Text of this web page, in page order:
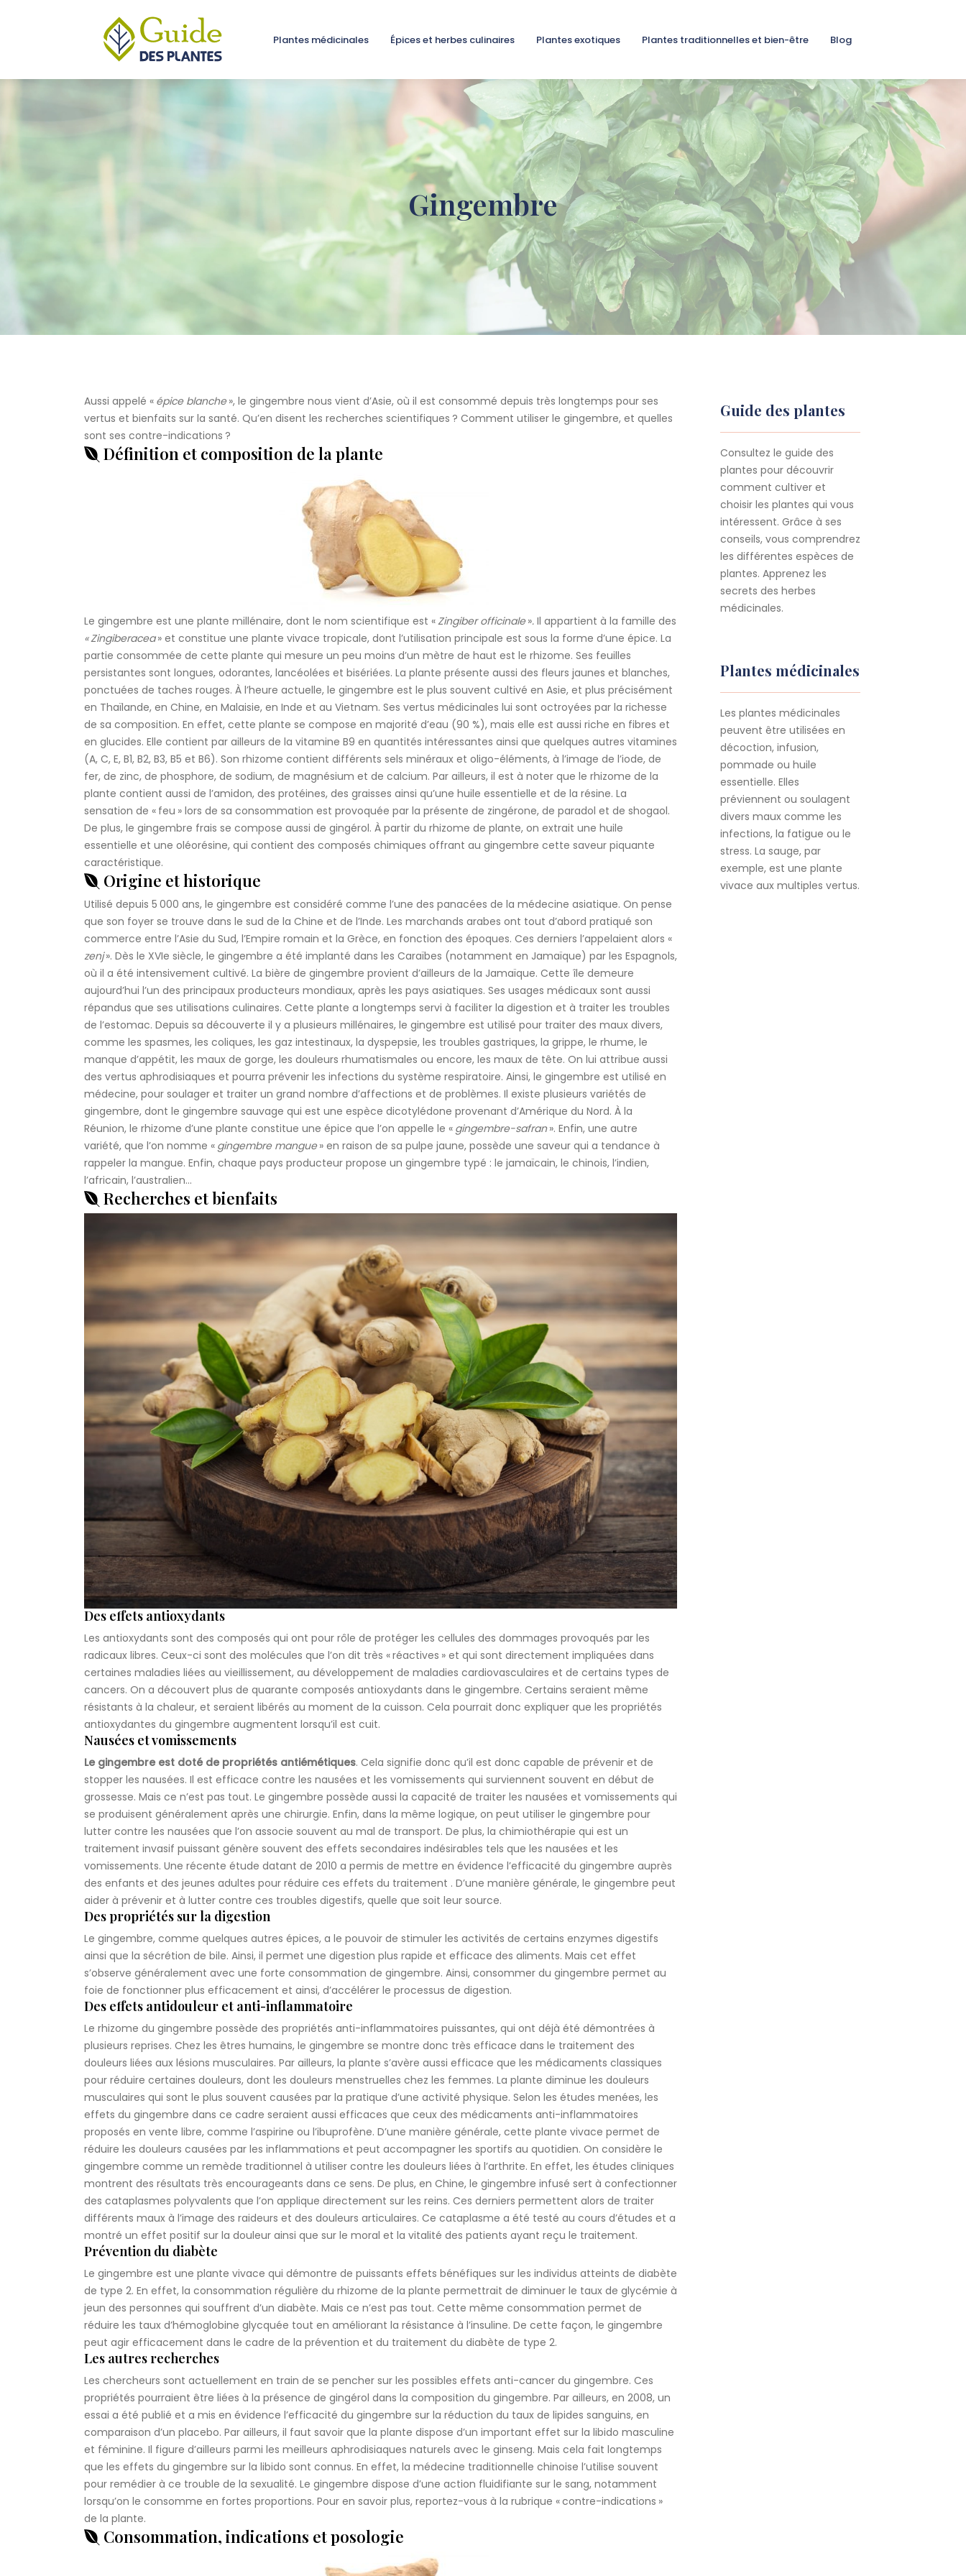
Plantes médicinales Épices et herbes culinaires Plantes exotiques Plantes traditionnelles et bien-être Blog
Gingembre
Aussi appelé « épice blanche», le gingembre nous vient d’Asie, où il est consommé depuis très longtemps pour ses
vertus et bienfaits sur la santé. Qu’en disent les recherches scientifiques ? Comment utiliser le gingembre, et quelles
sont ses contre-indications ?
Définition et composition de la plante
Le gingembre est une plante millénaire, dont le nom scientifique est «Zingiber officinale». Il appartient à la famille des
« Zingiberacea» et constitue une plante vivace tropicale, dont l’utilisation principale est sous la forme d’une épice. La
partie consommée de cette plante qui mesure un peu moins d’un mètre de haut est le rhizome. Ses feuilles
persistantes sont longues, odorantes, lancéolées et bisériées. La plante présente aussi des fleurs jaunes et blanches,
ponctuées de taches rouges. À l’heure actuelle, le gingembre est le plus souvent cultivé en Asie, et plus précisément
en Thaïlande, en Chine, en Malaisie, en Inde et au Vietnam. Ses vertus médicinales lui sont octroyées par la richesse
de sa composition. En effet, cette plante se compose en majorité d’eau (90 %), mais elle est aussi riche en fibres et
en glucides. Elle contient par ailleurs de la vitamine B9 en quantités intéressantes ainsi que quelques autres vitamines
(A, C, E, B1, B2, B3, B5 et B6). Son rhizome contient différents sels minéraux et oligo-éléments, à l’image de l’iode, de
fer, de zinc, de phosphore, de sodium, de magnésium et de calcium. Par ailleurs, il est à noter que le rhizome de la
plante contient aussi de l’amidon, des protéines, des graisses ainsi qu’une huile essentielle et de la résine. La
sensation de « feu » lors de sa consommation est provoquée par la présente de zingérone, de paradol et de shogaol.
De plus, le gingembre frais se compose aussi de gingérol. À partir du rhizome de plante, on extrait une huile
essentielle et une oléorésine, qui contient des composés chimiques offrant au gingembre cette saveur piquante
caractéristique.
Origine et historique
Utilisé depuis 5 000 ans, le gingembre est considéré comme l’une des panacées de la médecine asiatique. On pense
que son foyer se trouve dans le sud de la Chine et de l’Inde. Les marchands arabes ont tout d’abord pratiqué son
commerce entre l’Asie du Sud, l’Empire romain et la Grèce, en fonction des époques. Ces derniers l’appelaient alors «
zenj». Dès le XVIe siècle, le gingembre a été implanté dans les Caraïbes (notamment en Jamaïque) par les Espagnols,
où il a été intensivement cultivé. La bière de gingembre provient d’ailleurs de la Jamaïque. Cette île demeure
aujourd’hui l’un des principaux producteurs mondiaux, après les pays asiatiques. Ses usages médicaux sont aussi
répandus que ses utilisations culinaires. Cette plante a longtemps servi à faciliter la digestion et à traiter les troubles
de l’estomac. Depuis sa découverte il y a plusieurs millénaires, le gingembre est utilisé pour traiter des maux divers,
comme les spasmes, les coliques, les gaz intestinaux, la dyspepsie, les troubles gastriques, la grippe, le rhume, le
manque d’appétit, les maux de gorge, les douleurs rhumatismales ou encore, les maux de tête. On lui attribue aussi
des vertus aphrodisiaques et pourra prévenir les infections du système respiratoire. Ainsi, le gingembre est utilisé en
médecine, pour soulager et traiter un grand nombre d’affections et de problèmes. Il existe plusieurs variétés de
gingembre, dont le gingembre sauvage qui est une espèce dicotylédone provenant d’Amérique du Nord. À la
Réunion, le rhizome d’une plante constitue une épice que l’on appelle le « gingembre-safran». Enfin, une autre
variété, que l’on nomme « gingembre mangue» en raison de sa pulpe jaune, possède une saveur qui a tendance à
rappeler la mangue. Enfin, chaque pays producteur propose un gingembre typé : le jamaïcain, le chinois, l’indien,
l’africain, l’australien…
Recherches et bienfaits
Des effets antioxydants
Les antioxydants sont des composés qui ont pour rôle de protéger les cellules des dommages provoqués par les
radicaux libres. Ceux-ci sont des molécules que l’on dit très « réactives » et qui sont directement impliquées dans
certaines maladies liées au vieillissement, au développement de maladies cardiovasculaires et de certains types de
cancers. On a découvert plus de quarante composés antioxydants dans le gingembre. Certains seraient même
résistants à la chaleur, et seraient libérés au moment de la cuisson. Cela pourrait donc expliquer que les propriétés
antioxydantes du gingembre augmentent lorsqu’il est cuit.
Nausées et vomissements
Le gingembre est doté de propriétés antiémétiques. Cela signifie donc qu’il est donc capable de prévenir et de
stopper les nausées. Il est efficace contre les nausées et les vomissements qui surviennent souvent en début de
grossesse. Mais ce n’est pas tout. Le gingembre possède aussi la capacité de traiter les nausées et vomissements qui
se produisent généralement après une chirurgie. Enfin, dans la même logique, on peut utiliser le gingembre pour
lutter contre les nausées que l’on associe souvent au mal de transport. De plus, la chimiothérapie qui est un
traitement invasif puissant génère souvent des effets secondaires indésirables tels que les nausées et les
vomissements. Une récente étude datant de 2010 a permis de mettre en évidence l’efficacité du gingembre auprès
des enfants et des jeunes adultes pour réduire ces effets du traitement . D’une manière générale, le gingembre peut
aider à prévenir et à lutter contre ces troubles digestifs, quelle que soit leur source.
Des propriétés sur la digestion
Le gingembre, comme quelques autres épices, a le pouvoir de stimuler les activités de certains enzymes digestifs
ainsi que la sécrétion de bile. Ainsi, il permet une digestion plus rapide et efficace des aliments. Mais cet effet
s’observe généralement avec une forte consommation de gingembre. Ainsi, consommer du gingembre permet au
foie de fonctionner plus efficacement et ainsi, d’accélérer le processus de digestion.
Des effets antidouleur et anti-inflammatoire
Le rhizome du gingembre possède des propriétés anti-inflammatoires puissantes, qui ont déjà été démontrées à
plusieurs reprises. Chez les êtres humains, le gingembre se montre donc très efficace dans le traitement des
douleurs liées aux lésions musculaires. Par ailleurs, la plante s’avère aussi efficace que les médicaments classiques
pour réduire certaines douleurs, dont les douleurs menstruelles chez les femmes. La plante diminue les douleurs
musculaires qui sont le plus souvent causées par la pratique d’une activité physique. Selon les études menées, les
effets du gingembre dans ce cadre seraient aussi efficaces que ceux des médicaments anti-inflammatoires
proposés en vente libre, comme l’aspirine ou l’ibuprofène. D’une manière générale, cette plante vivace permet de
réduire les douleurs causées par les inflammations et peut accompagner les sportifs au quotidien. On considère le
gingembre comme un remède traditionnel à utiliser contre les douleurs liées à l’arthrite. En effet, les études cliniques
montrent des résultats très encourageants dans ce sens. De plus, en Chine, le gingembre infusé sert à confectionner
des cataplasmes polyvalents que l’on applique directement sur les reins. Ces derniers permettent alors de traiter
différents maux à l’image des raideurs et des douleurs articulaires. Ce cataplasme a été testé au cours d’études et a
montré un effet positif sur la douleur ainsi que sur le moral et la vitalité des patients ayant reçu le traitement.
Prévention du diabète
Le gingembre est une plante vivace qui démontre de puissants effets bénéfiques sur les individus atteints de diabète
de type 2. En effet, la consommation régulière du rhizome de la plante permettrait de diminuer le taux de glycémie à
jeun des personnes qui souffrent d’un diabète. Mais ce n’est pas tout. Cette même consommation permet de
réduire les taux d’hémoglobine glycquée tout en améliorant la résistance à l’insuline. De cette façon, le gingembre
peut agir efficacement dans le cadre de la prévention et du traitement du diabète de type 2.
Les autres recherches
Les chercheurs sont actuellement en train de se pencher sur les possibles effets anti-cancer du gingembre. Ces
propriétés pourraient être liées à la présence de gingérol dans la composition du gingembre. Par ailleurs, en 2008, un
essai a été publié et a mis en évidence l’efficacité du gingembre sur la réduction du taux de lipides sanguins, en
comparaison d’un placebo. Par ailleurs, il faut savoir que la plante dispose d’un important effet sur la libido masculine
et féminine. Il figure d’ailleurs parmi les meilleurs aphrodisiaques naturels avec le ginseng. Mais cela fait longtemps
que les effets du gingembre sur la libido sont connus. En effet, la médecine traditionnelle chinoise l’utilise souvent
pour remédier à ce trouble de la sexualité. Le gingembre dispose d’une action fluidifiante sur le sang, notamment
lorsqu’on le consomme en fortes proportions. Pour en savoir plus, reportez-vous à la rubrique « contre-indications »
de la plante.
Consommation, indications et posologie
Guide des plantes
Consultez le guide des
plantes pour découvrir
comment cultiver et
choisir les plantes qui vous
intéressent. Grâce à ses
conseils, vous comprendrez
les différentes espèces de
plantes. Apprenez les
secrets des herbes
médicinales.
Plantes médicinales
Les plantes médicinales
peuvent être utilisées en
décoction, infusion,
pommade ou huile
essentielle. Elles
préviennent ou soulagent
divers maux comme les
infections, la fatigue ou le
stress. La sauge, par
exemple, est une plante
vivace aux multiples vertus.